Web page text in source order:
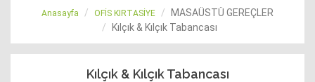
Anasayfa OFİS KIRTASİYE
MASAÜSTÜ GEREÇLER
Kılçık & Kılçık Tabancası
Kılçık & Kılçık Tabancası